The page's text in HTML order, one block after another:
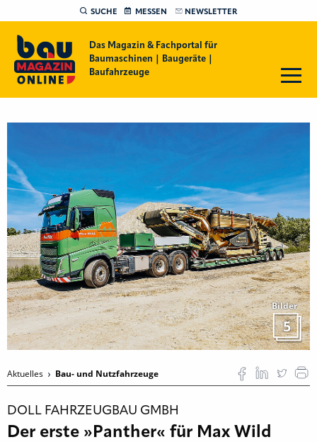
SUCHE MESSEN NEWSLETTER
Das Magazin & Fachportal für
Baumaschinen | Baugeräte |
Baufahrzeuge
Bilder
5
Aktuelles Bau- und Nutzfahrzeuge
DOLL FAHRZEUGBAU GMBH
Der erste »Panther« für Max Wild